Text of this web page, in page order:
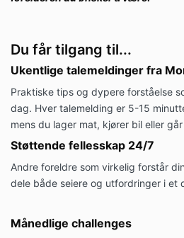
skrive enkle meldinger
jobba"
Bruk riktig chat-tråd for
(felles chat, treninger, etc.)
Private meldinger til
Taushetsplikt og
utenfor fellesskapet, dette
medlem, men også når
fellesskapet
Medlemslister og
Dette skal være et trygt
Du får tilgang til...
Ukentlige talemeldinger fra
Praktiske tips og dypere forståelse
dag. Hver talemelding er 5-15
mens du lager mat, kjører bil eller går
Støttende fellesskap 24/7
Andre foreldre som virkelig forstår
dele både seiere og utfordringer i et
Månedlige challenges